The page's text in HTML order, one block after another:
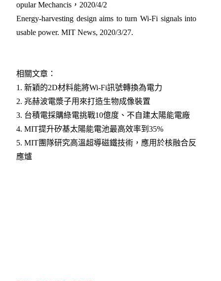
opular Mechancis，2020/4/2
Energy-harvesting design aims to turn Wi-Fi signals into
usable power. MIT News, 2020/3/27.
相關文章：
1. 新穎的2D材料能將Wi-Fi訊號轉換為電力​
2. 兆赫波電漿子用來打造生物成像裝置​
3. 台積電採購綠電挑戰10億度、不自建太陽能電廠​
4. MIT提升矽基太陽能電池最高效率到35%​
5.MIT團隊研究高溫超導磁鐵技術，應用於核融合反
應爐​